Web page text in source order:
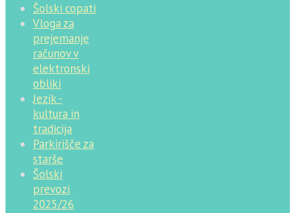
Šolski copati
Vloga za
prejemanje
računov v
elektronski
obliki
Jezik -
kultura in
tradicija
Parkirišče za
starše
Šolski
prevozi
2025/26